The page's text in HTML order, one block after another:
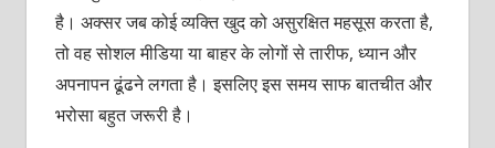
है। अक्सर जब कोई व्यक्ति खुद को असुरक्षित महसूस करता है,
तो वह सोशल मीडिया या बाहर के लोगों से तारीफ, ध्यान और
अपनापन ढूंढने लगता है। इसलिए इस समय साफ बातचीत और
भरोसा बहुत जरूरी है।